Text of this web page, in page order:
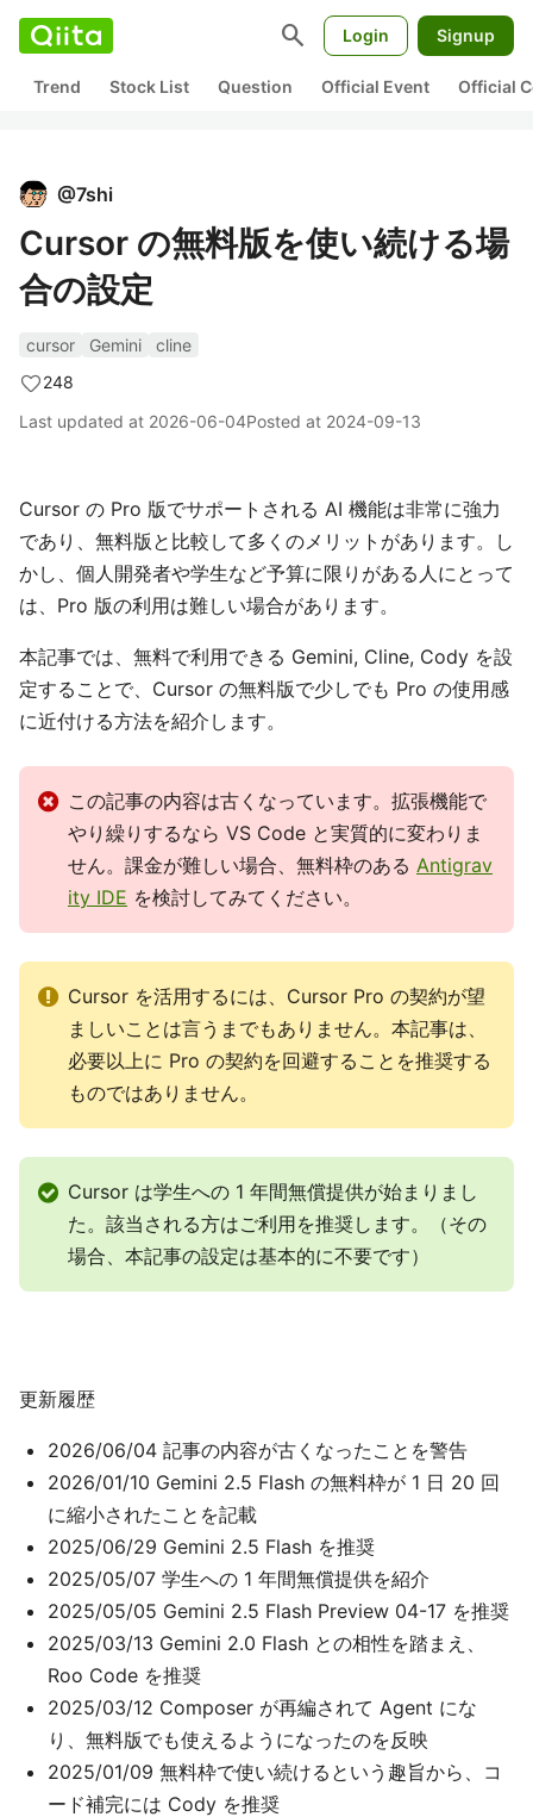
search Login Signup
Trend Stock List Question Official Event Official
@7shi
Cursor の無料版を使い続ける場
合の設定
cursor Gemini
cline
248
Last updated at 2026-06-04Posted at 2024-09-13
Cursor の Pro 版でサポートされる AI 機能は非常に強力
であり、無料版と比較して多くのメリットがあります。し
かし、個人開発者や学生など予算に限りがある人にとって
は、Pro 版の利用は難しい場合があります。
本記事では、無料で利用できる Gemini, Cline, Cody を設
定することで、Cursor の無料版で少しでも Pro の使用感
に近付ける方法を紹介します。
この記事の内容は古くなっています。拡張機能で
やり繰りするなら VS Code と実質的に変わりま
せん。課金が難しい場合、無料枠のある Antigrav
ity IDE を検討してみてください。
Cursor を活用するには、Cursor Pro の契約が望
ましいことは言うまでもありません。本記事は、
必要以上に Pro の契約を回避することを推奨する
ものではありません。
Cursor は学生への 1 年間無償提供が始まりまし
た。該当される方はご利用を推奨します。（その
場合、本記事の設定は基本的に不要です）
更新履歴
2026/06/04 記事の内容が古くなったことを警告
2026/01/10 Gemini 2.5 Flash の無料枠が 1 日 20 回
に縮小されたことを記載
2025/06/29 Gemini 2.5 Flash を推奨
2025/05/07 学生への 1 年間無償提供を紹介
2025/05/05 Gemini 2.5 Flash Preview 04-17 を推奨
2025/03/13 Gemini 2.0 Flash との相性を踏まえ、
Roo Code を推奨
2025/03/12 Composer が再編されて Agent にな
り、無料版でも使えるようになったのを反映
2025/01/09 無料枠で使い続けるという趣旨から、コ
ード補完には Cody を推奨